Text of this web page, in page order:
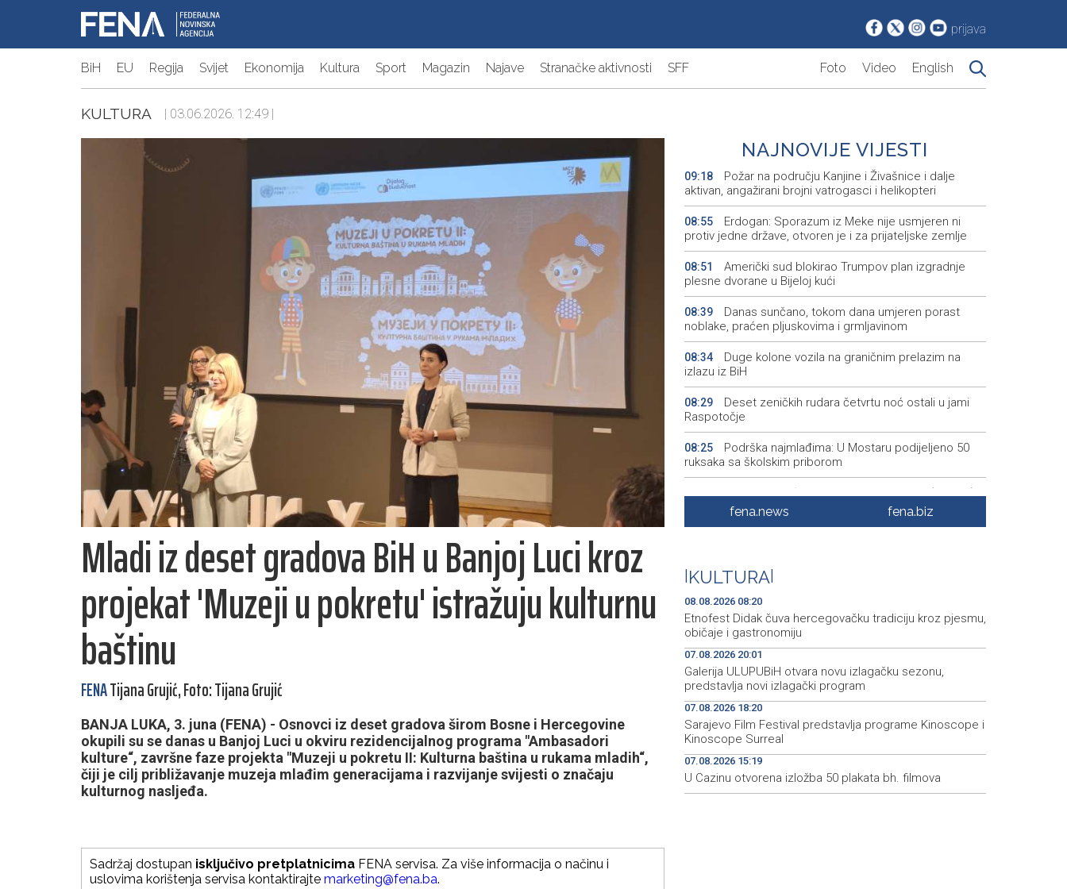
prijava
BiH EU Regija Svijet Ekonomija Kultura Sport Magazin Najave Stranačke aktivnosti SFF Foto Video English
KULTURA | 03.06.2026. 12:49 |
Mladi iz deset gradova BiH u Banjoj Luci kroz
projekat 'Muzeji u pokretu' istražuju kulturnu
baštinu
FENATijana Grujić, Foto: Tijana Grujić
BANJA LUKA, 3. juna (FENA) - Osnovci iz deset gradova širom Bosne i Hercegovine
okupili su se danas u Banjoj Luci u okviru rezidencijalnog programa "Ambasadori
kulture“, završne faze projekta "Muzeji u pokretu II: Kulturna baština u rukama mladih“,
čiji je cilj približavanje muzeja mlađim generacijama i razvijanje svijesti o značaju
kulturnog nasljeđa.
Sadržaj dostupan isključivo pretplatnicima FENA servisa. Za više informacija o načinu i
uslovima korištenja servisa kontaktirajte marketing@fena.ba.
NAJNOVIJE VIJESTI
09:18
Požar na području Kanjine i Živašnice i dalje
aktivan, angažirani brojni vatrogasci i helikopteri
08:55
Erdogan: Sporazum iz Meke nije usmjeren ni
protiv jedne države, otvoren je i za prijateljske zemlje
08:51
Američki sud blokirao Trumpov plan izgradnje
plesne dvorane u Bijeloj kući
08:39
Danas sunčano, tokom dana umjeren porast
noblake, praćen pljuskovima i grmljavinom
08:34
Duge kolone vozila na graničnim prelazim na
izlazu iz BiH
08:29
Deset zeničkih rudara četvrtu noć ostali u jami
Raspotočje
08:25
Podrška najmlađima: U Mostaru podijeljeno 50
ruksaka sa školskim priborom
Najave događaja za 8. 8. 2026. godine (subota)
Etnofest Didak čuva hercegovačku tradiciju kroz
08:09
Civilna zaštita Posušje upozorava na opasnost
od požara na Blidinju
fena.news fena.biz
KULTURA
08.08.2026 08:20
Etnofest Didak čuva hercegovačku tradiciju kroz pjesmu,
običaje i gastronomiju
07.08.2026 20:01
Galerija ULUPUBiH otvara novu izlagačku sezonu,
predstavlja novi izlagački program
07.08.2026 18:20
Sarajevo Film Festival predstavlja programe Kinoscope i
Kinoscope Surreal
07.08.2026 15:19
U Cazinu otvorena izložba 50 plakata bh. filmova